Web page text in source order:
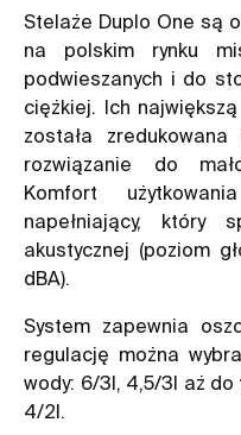
Stelaże Duplo One są
na polskim rynku
podwieszanych i do
ciężkiej. Ich
została
rozwiązanie do
Komfort
napełniający, który
akustycznej (poziom
dBA).
System zapewnia
regulację można
wody: 6/3l, 4,5/3l aż
4/2l.